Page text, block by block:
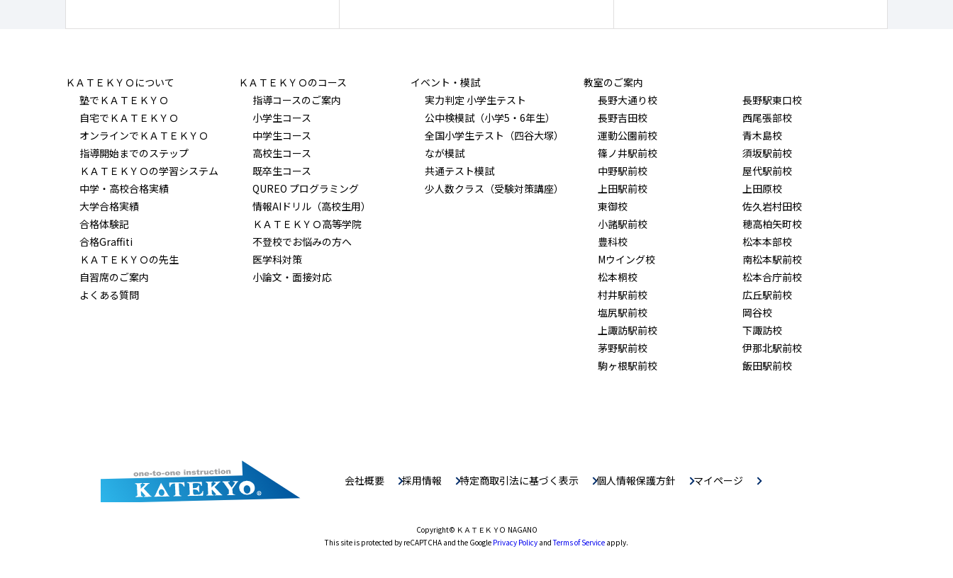
ＫＡＴＥＫＹＯについて
塾でＫＡＴＥＫＹＯ
自宅でＫＡＴＥＫＹＯ
オンラインでＫＡＴＥＫＹＯ
指導開始までのステップ
ＫＡＴＥＫＹＯの学習システム
中学・高校合格実績
大学合格実績
合格体験記
合格Graffiti
ＫＡＴＥＫＹＯの先生
自習席のご案内
よくある質問
ＫＡＴＥＫＹＯのコース
指導コースのご案内
小学生コース
中学生コース
高校生コース
既卒生コース
QUREO プログラミング
情報AIドリル（高校生用）
ＫＡＴＥＫＹＯ高等学院
不登校でお悩みの方へ
医学科対策
小論文・面接対応
イベント・模試
実力判定 小学生テスト
公中検模試（小学5・6年生）
全国小学生テスト（四谷大塚）
なが模試
共通テスト模試
少人数クラス（受験対策講座）
教室のご案内
長野大通り校
長野駅東口校
長野吉田校
西尾張部校
運動公園前校
青木島校
篠ノ井駅前校
須坂駅前校
中野駅前校
屋代駅前校
上田駅前校
上田原校
東御校
佐久岩村田校
小諸駅前校
穂高柏矢町校
豊科校
松本本部校
Mウイング校
南松本駅前校
松本桐校
松本合庁前校
村井駅前校
広丘駅前校
塩尻駅前校
岡谷校
上諏訪駅前校
下諏訪校
茅野駅前校
伊那北駅前校
駒ヶ根駅前校
飯田駅前校
会社概要 採用情報 特定商取引法に基づく表示 個人情報保護方針 マイページ
Copyright© ＫＡＴＥＫＹＯ NAGANO
This site is protected by reCAPTCHA and the Google Privacy Policy andTerms of Service apply.